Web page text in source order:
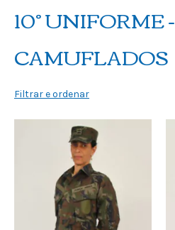
10° UNIFORME -
CAMUFLADOS
Filtrar e ordenar